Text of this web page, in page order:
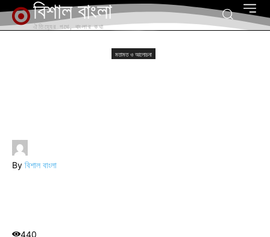
বিশাল বাংলা
ঐতিহ্যের পথে, বাংলার কথা
মতামত ও আলোচনা
By বিশাল বাংলা
440